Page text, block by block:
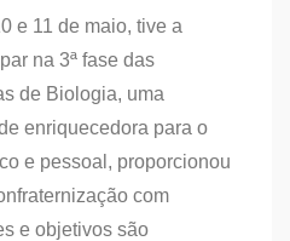
e 11 de maio, tive a
na 3ª fase das
de Biologia, uma
enriquecedora para o
e pessoal, proporcionou
com
e objetivos são